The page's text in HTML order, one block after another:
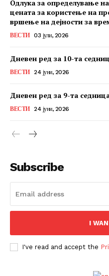
Одлука за определување
цената за користење на
вршење на дејности за
ВЕСТИ 03 јули, 2026
Дневен ред за 10-та
ВЕСТИ 24 јуни, 2026
Дневен ред за 9-та
ВЕСТИ 24 јуни, 2026
Subscribe
I
I've read and accept the